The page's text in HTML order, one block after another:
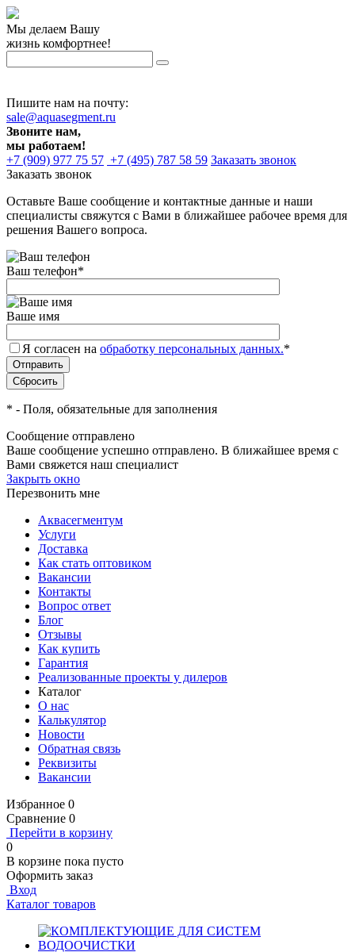
Мы делаем Вашу
жизнь комфортнее!
Пишите нам на почту:
sale@aquasegment.ru
Звоните нам,
мы работаем!
+7 (909) 977 75 57 +7 (495) 787 58 59 Заказать звонок
Заказать звонок
Оставьте Ваше сообщение и контактные данные и наши
специалисты свяжутся с Вами в ближайшее рабочее время для
решения Вашего вопроса.
Ваш телефон*
Ваше имя
Я согласен на обработку персональных данных.*
* - Поля, обязательные для заполнения
Сообщение отправлено
Ваше сообщение успешно отправлено. В ближайшее время с
Вами свяжется наш специалист
Закрыть окно
Перезвонить мне
Аквасегментум
Услуги
Доставка
Как стать оптовиком
Вакансии
Контакты
Вопрос ответ
Блог
Отзывы
Как купить
Гарантия
Реализованные проекты у дилеров
Каталог
О нас
Калькулятор
Новости
Обратная связь
Реквизиты
Вакансии
Избранное 0
Сравнение 0
Перейти в корзину
0
В корзине пока пусто
Оформить заказ
Вход
Каталог товаров